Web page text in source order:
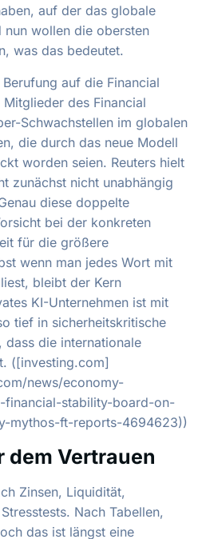
auf der das globale
nun wollen die obersten
was das bedeutet.
auf die Financial
des Financial
Schwachstellen im globalen
die durch das neue Modell
worden seien. Reuters hielt
zunächst nicht unabhängig
diese doppelte
bei der konkreten
für die größere
wenn man jedes Wort mit
bleibt der Kern
KI-Unternehmen ist mit
tief in sicherheitskritische
die internationale
([investing.com]
news/economy-
stability-board-on-
mythos-ft-reports-4694623))
dem Vertrauen
Zinsen, Liquidität,
Nach Tabellen,
das ist längst eine